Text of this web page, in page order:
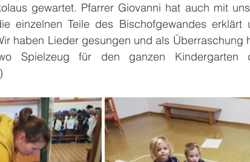
gewartet. Pfarrer Giovanni hat auch mit
einzelnen Teile des Bischofgewandes
haben Lieder gesungen und als Überraschung
Spielzeug für den ganzen Kindergarten